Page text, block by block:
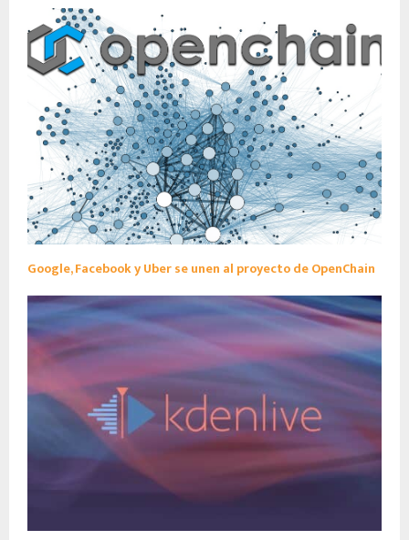
Google, Facebook y Uber se unen al proyecto de OpenChain